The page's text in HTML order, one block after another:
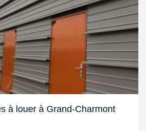
à louer à Grand-Charmont